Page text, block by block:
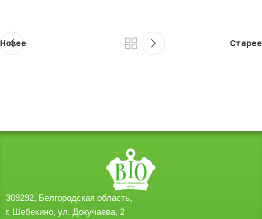
Новее Старее
309292, Белгородская область,
г. Шебекино, ул. Докучаева, 2